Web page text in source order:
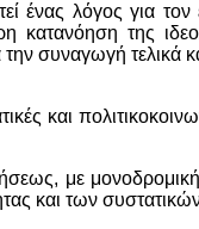
ένας λόγος για
της
την συναγωγή
και
με
και των